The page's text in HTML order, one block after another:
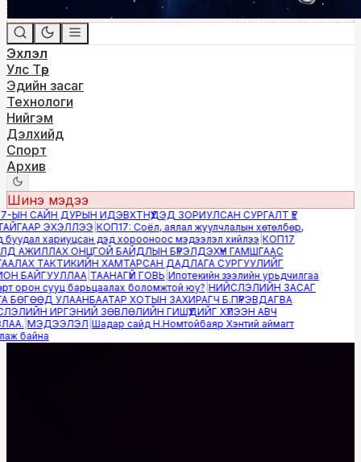
Эхлэл
Улс Төр
Эдийн засаг
Технологи
Нийгэм
Дэлхийд
Спорт
Архив
Шинэ мэдээ
ЫН САЙН ДУРЫН ИДЭВХТНҮҮДЭД ЗОРИУЛСАН СУРГАЛТ ҮЕ
ЭХЭЛЛЭЭ|КОП17: Соёл, аялал жуулчлалын хөтөлбөр,
хариуцсан дэд хорооноос мэдээлэл хийлээ|КОП17
АЖИЛЛАХ ОНЦГОЙ БАЙДЛЫН БҮРЭЛДЭХҮҮН ГАМШГААС
ТАКТИКИЙН ХАМТАРСАН ДАДЛАГА СУРГУУЛИЙГ
БАЙГУУЛЛАА|ТААНАГҮЙ ГОВЬ|Ипотекийн зээлийн урьдчилгаа
орон сууц барьцаалах боломжтой юу?|НИЙСЛЭЛИЙН ЗАСАГ
УЛААНБААТАР ХОТЫН ЗАХИРАГЧ Б.ПҮРЭВДАГВА
ИРГЭНИЙ ЗӨВЛӨЛИЙН ГИШҮҮДИЙГ ХҮЛЭЭН АВЧ
|МЭДЭЭЛЭЛ|Шадар сайд Н.Номтойбаяр Хэнтий аймагт
байна